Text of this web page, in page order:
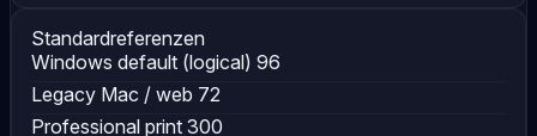
Standardreferenzen
Windows default (logical) 96
Legacy Mac / web 72
Professional print 300